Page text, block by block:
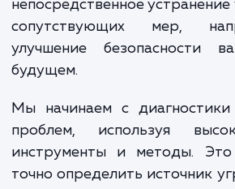
пользователей.
Содержание нашей
вирусов"